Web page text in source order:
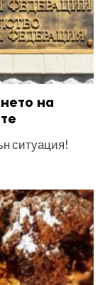
на
ситуация!